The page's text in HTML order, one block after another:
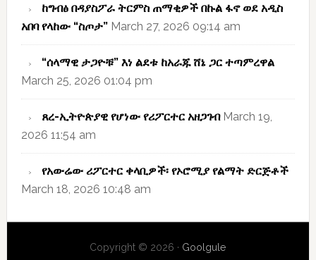
ከግብፅ በዳያስፖራ ትርምስ ጠማቂዎች በኩል ፋኖ ወደ አዲስ
አበባ የላከው “ስጦታ” March 27, 2026 09:14 am
“ሰላማዊ ታጋዮቹ” እነ ልደቱ ከአራጁ ሸኔ ጋር ተጣምረዋል
March 25, 2026 01:04 pm
ጸረ-ኢትዮጵያዊ የሆነው የሪፖርተር አዘጋገብ March 19,
2026 11:54 am
የአውሬው ሪፖርተር ቀላቢዎች፡ የኦሮሚያ የልማት ድርጅቶች
March 18, 2026 10:48 am
Copyright © 2026 · Goolgule